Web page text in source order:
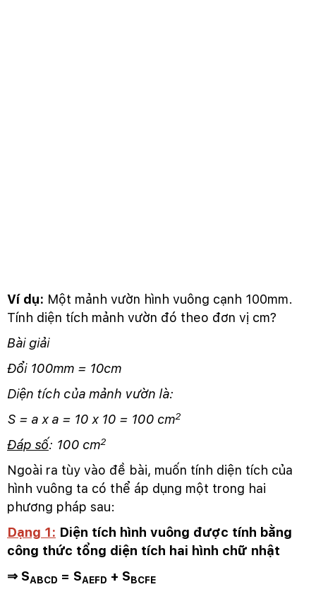
Ví dụ: Một mảnh vườn hình vuông cạnh 100mm.
Tính diện tích mảnh vườn đó theo đơn vị cm?
Bài giải
Đổi 100mm = 10cm
Diện tích của mảnh vườn là:
S = a x a = 10 x 10 = 100 cm2
Đáp số: 100 cm2
Ngoài ra tùy vào đề bài, muốn tính diện tích của
hình vuông ta có thể áp dụng một trong hai
phương pháp sau:
Dạng 1: Diện tích hình vuông được tính bằng
công thức tổng diện tích hai hình chữ nhật
⇒ SABCD = SAEFD + SBCFE